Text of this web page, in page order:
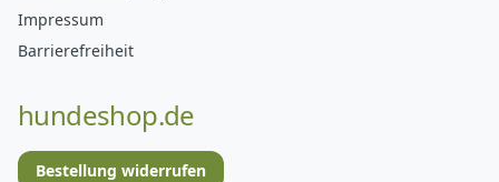
Impressum
Barrierefreiheit
hundeshop.de
Bestellung widerrufen